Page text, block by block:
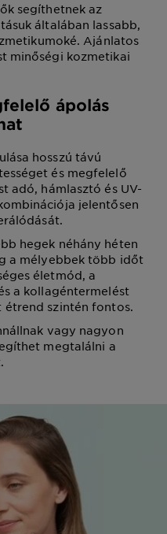
segíthetnek az
általában lassabb,
Ajánlatos
minőségi kozmetikai
ápolás
hosszú távú
és megfelelő
adó, hámlasztó és UV-
jelentősen
hegek néhány héten
a mélyebbek több időt
életmód, a
a kollagéntermelést
szintén fontos.
vagy nagyon
megtalálni a